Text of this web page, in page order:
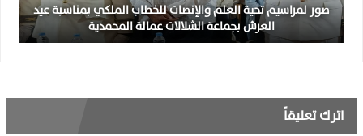
صور لمراسيم تحية العلم والإنصات للخطاب الملكي بمناسبة عيد
العرش بجماعة الشلالات عمالة المحمدية
اترك تعليقاً